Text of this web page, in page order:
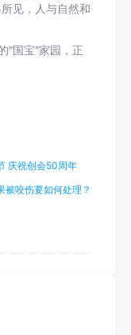
见，人与自然和
国宝”家园，正
庆祝创会50周年
被咬伤要如何处理？